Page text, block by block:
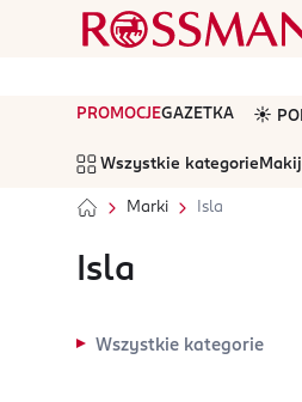
PROMOCJEGAZETKA ☀️
Wszystkie kategorie
Marki Isla
Isla
Wszystkie kategorie